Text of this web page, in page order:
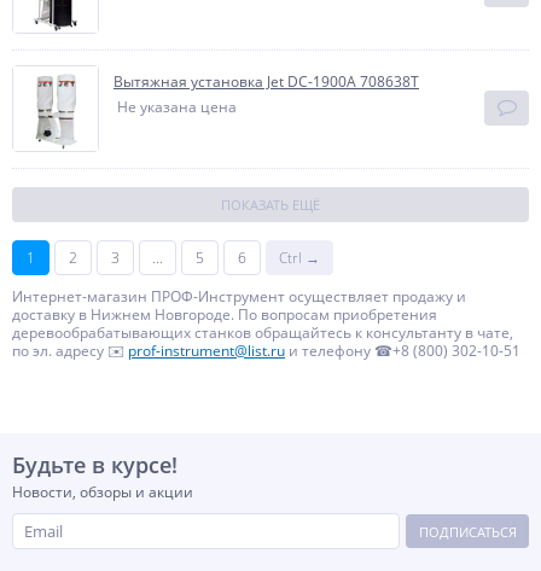
Вытяжная установка Jet DC-1900A 708638T
Не указана цена
ПОКАЗАТЬ ЕЩЁ
1 2 3 ... 5 6
Ctrl →
Интернет-магазин ПРОФ-Инструмент осуществляет продажу и
доставку в Нижнем Новгороде. По вопросам приобретения
деревообрабатывающих станков обращайтесь к консультанту в чате,
по эл. адресу ✉️ prof-instrument@list.ru и телефону ☎+8 (800) 302-10-51
Будьте в курсе!
Новости, обзоры и акции
ПОДПИСАТЬСЯ